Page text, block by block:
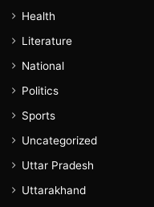
Health
Literature
National
Politics
Sports
Uncategorized
Uttar Pradesh
Uttarakhand